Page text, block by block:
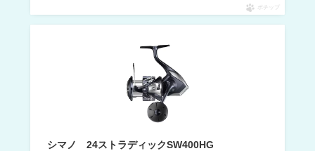
ポチップ
シマノ 24ストラディックSW400HG